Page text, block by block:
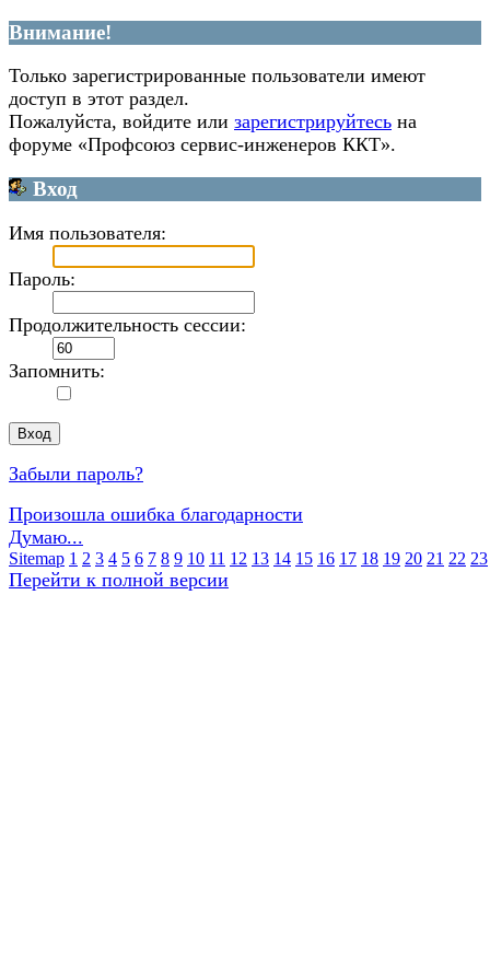
Внимание!
Только зарегистрированные пользователи имеют
доступ в этот раздел.
Пожалуйста, войдите или зарегистрируйтесь на
форуме «Профсоюз сервис-инженеров ККТ».
Вход
Имя пользователя:
Пароль:
Продолжительность сессии:
Запомнить:
Забыли пароль?
Произошла ошибка благодарности
Думаю...
Sitemap 1 2 3 4 5 6 7 8 9 10 11 12 13 14 15 16 17 18 19 20 21 22 23
Перейти к полной версии